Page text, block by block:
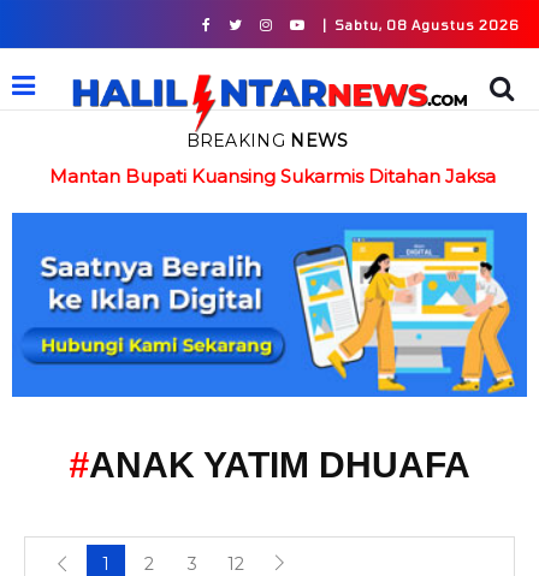
| Sabtu, 08 Agustus 2026
BREAKING NEWS
Mantan Bupati Kuansing Sukarmis Ditahan Jaksa
#ANAK YATIM DHUAFA
1 2 3 12